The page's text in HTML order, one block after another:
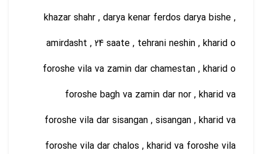
khazar shahr , darya kenar ferdos darya bishe ,
amirdasht , 24 saate , tehrani neshin , kharid o
foroshe vila va zamin dar chamestan , kharid o
foroshe bagh va zamin dar nor , kharid va
foroshe vila dar sisangan , sisangan , kharid va
foroshe vila dar chalos , kharid va foroshe vila